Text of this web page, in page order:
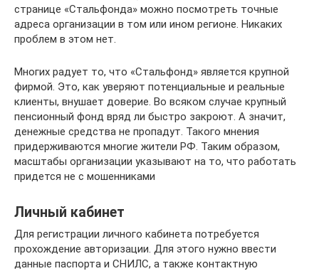
странице «Стальфонда» можно посмотреть точные
адреса организации в том или ином регионе. Никаких
проблем в этом нет.
Многих радует то, что «Стальфонд» является крупной
фирмой. Это, как уверяют потенциальные и реальные
клиенты, внушает доверие. Во всяком случае крупный
пенсионный фонд вряд ли быстро закроют. А значит,
денежные средства не пропадут. Такого мнения
придерживаются многие жители РФ. Таким образом,
масштабы организации указывают на то, что работать
придется не с мошенниками
Личный кабинет
Для регистрации личного кабинета потребуется
прохождение авторизации. Для этого нужно ввести
данные паспорта и СНИЛС, а также контактную